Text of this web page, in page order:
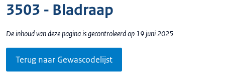
3503 - Bladraap
De inhoud van deze pagina is gecontroleerd op 19 juni 2025
Terug naar Gewascodelijst